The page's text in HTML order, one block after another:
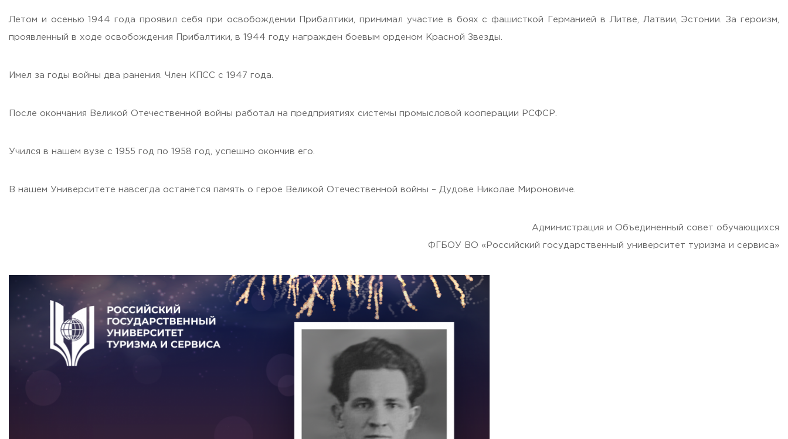
ЗАКАЗАТЬ ОБРАТНЫЙ ЗВОНОК
+7 (495) 940 83 58 - Приемная комиссия
obrashenia@rguts.ru
ГРАФИК И РЕЖИМ РАБОТЫ
Летом и осенью 1944 года проявил себя при освобождении Прибалтики, принимал участие в боях с фашисткой Германией в Литве, Латвии, Эстонии. За героизм,
проявленный в ходе освобождения Прибалтики, в 1944 году награжден боевым орденом Красной Звезды.
Имел за годы войны два ранения. Член КПСС с 1947 года.
После окончания Великой Отечественной войны работал на предприятиях системы промысловой кооперации РСФСР.
Учился в нашем вузе с 1955 год по 1958 год, успешно окончив его.
В нашем Университете навсегда останется память о герое Великой Отечественной войны – Дудове Николае Мироновиче.
Администрация и Объединенный совет обучающихся
ФГБОУ ВО «Российский государственный университет туризма и сервиса»